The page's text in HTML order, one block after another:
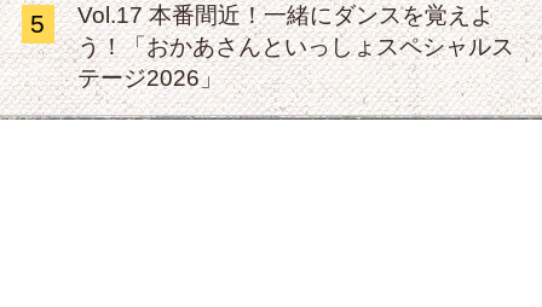
5
Vol.17 本番間近！一緒にダンスを覚えよ
う！「おかあさんといっしょスペシャルス
テージ2026」